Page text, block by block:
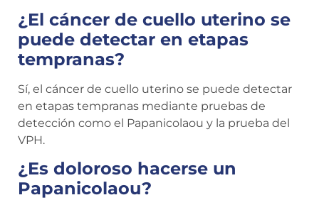
¿El cáncer de cuello uterino se
puede detectar en etapas
tempranas?
Sí, el cáncer de cuello uterino se puede detectar
en etapas tempranas mediante pruebas de
detección como el Papanicolaou y la prueba del
VPH.
¿Es doloroso hacerse un
Papanicolaou?